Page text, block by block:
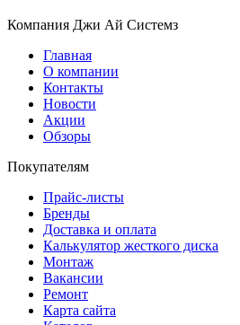
Компания Джи Ай Системз
Главная
О компании
Контакты
Новости
Акции
Обзоры
Покупателям
Прайс-листы
Бренды
Доставка и оплата
Калькулятор жесткого диска
Монтаж
Вакансии
Ремонт
Карта сайта